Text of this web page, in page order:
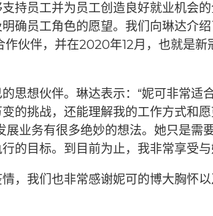
持员工并为员工创造良好就业机会
确员工角色的愿望。我们向琳达介
伙伴，并在2020年12月，也就是新
思想伙伴。琳达表示：“妮可非常适
的挑战，还能理解我的工作方式和
业务有很多绝妙的想法。她只是需
的目标。到目前为止，我非常享受
，我们也非常感谢妮可的博大胸怀